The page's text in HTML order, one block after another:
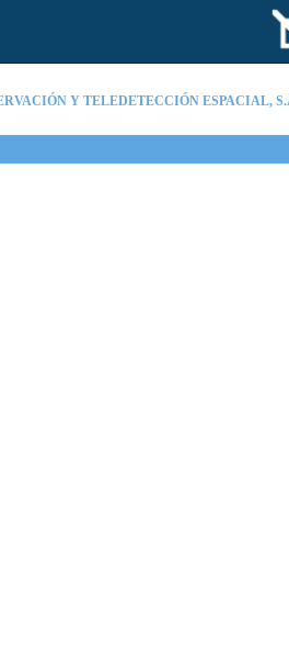
Y TELEDETECCIÓN ESPACIAL,